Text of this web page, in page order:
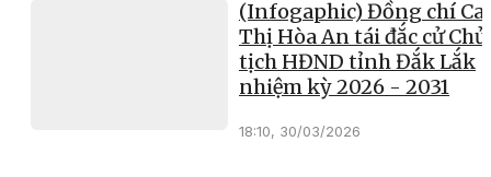
(Infogaphic) Đồng chí
Thị Hòa An tái đắc cử Chủ
tịch HĐND tỉnh Đắk Lắk
nhiệm kỳ 2026 - 2031
18:10, 30/03/2026